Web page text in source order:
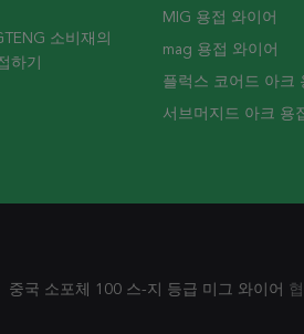
소비재의
하기
MIG 용접 와이어
mag 용접 와이어
플럭스 코어드 아크
서브머지드 아크 용
중국 소포체 100 스-지 등급 미그 와이어